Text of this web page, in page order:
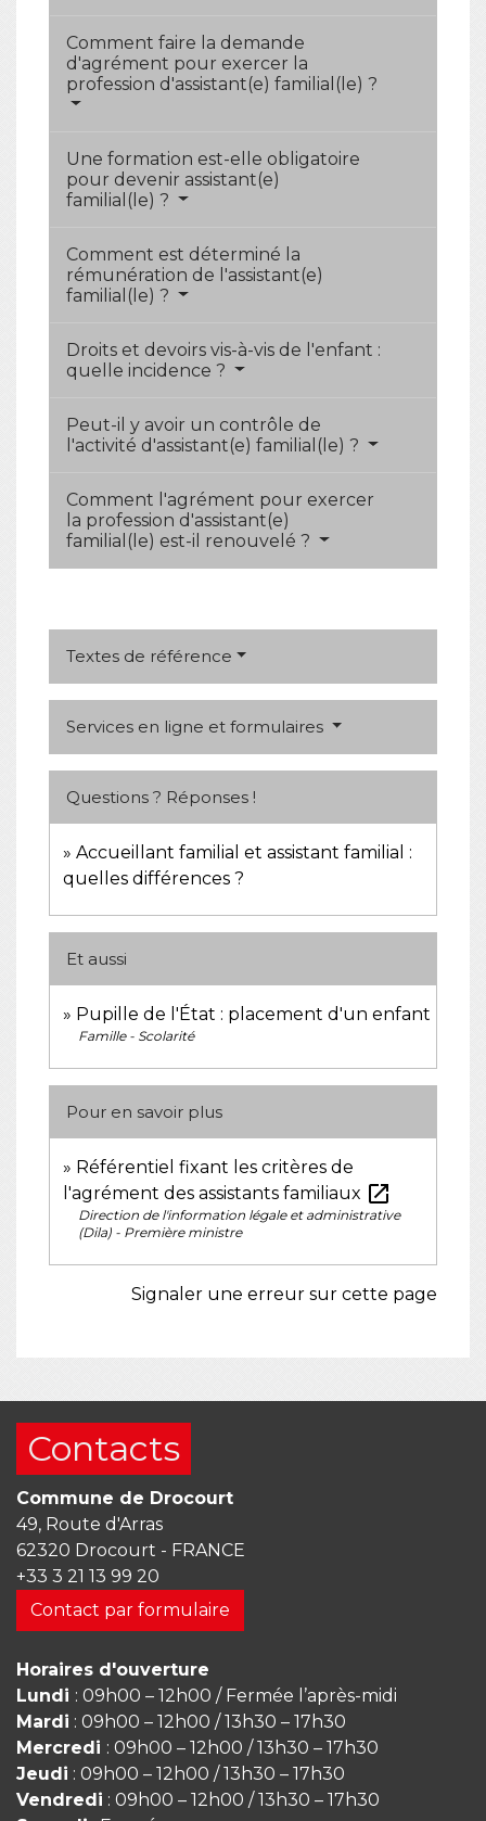
Comment faire la demande
d'agrément pour exercer la
profession d'assistant(e) familial(le) ?
Une formation est-elle obligatoire
pour devenir assistant(e)
familial(le) ?
Comment est déterminé la
rémunération de l'assistant(e)
familial(le) ?
Droits et devoirs vis-à-vis de l'enfant :
quelle incidence ?
Peut-il y avoir un contrôle de
l'activité d'assistant(e) familial(le) ?
Comment l'agrément pour exercer
la profession d'assistant(e)
familial(le) est-il renouvelé ?
Textes de référence
Services en ligne et formulaires
Questions ? Réponses !
Accueillant familial et assistant familial :
quelles différences ?
Et aussi
Pupille de l'État : placement d'un enfant
Famille - Scolarité
Pour en savoir plus
Référentiel fixant les critères de
l'agrément des assistants familiaux open_in_new
Direction de l'information légale et administrative
(Dila) - Première ministre
Signaler une erreur sur cette page
Contacts
Commune de Drocourt
49, Route d'Arras
62320 Drocourt - FRANCE
+33 3 21 13 99 20
Contact par formulaire
Horaires d'ouverture
Lundi : 09h00 – 12h00 / Fermée l’après-midi
Mardi : 09h00 – 12h00 / 13h30 – 17h30
Mercredi : 09h00 – 12h00 / 13h30 – 17h30
Jeudi : 09h00 – 12h00 / 13h30 – 17h30
Vendredi : 09h00 – 12h00 / 13h30 – 17h30